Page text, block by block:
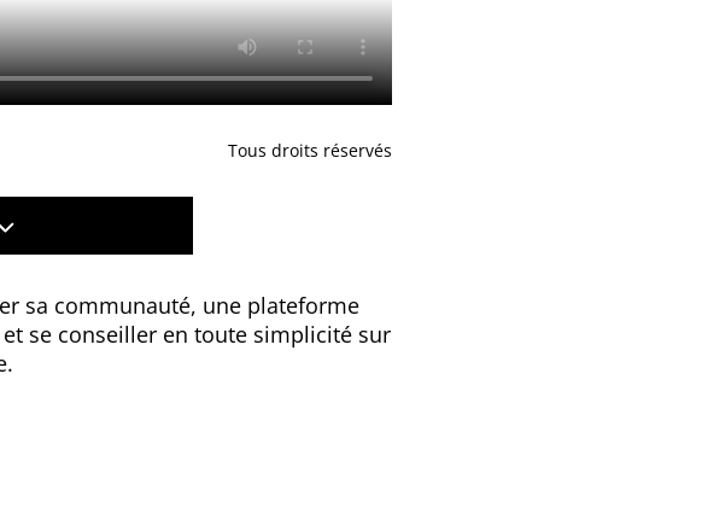
Tous droits réservés
sa communauté, une plateforme
se conseiller en toute simplicité sur